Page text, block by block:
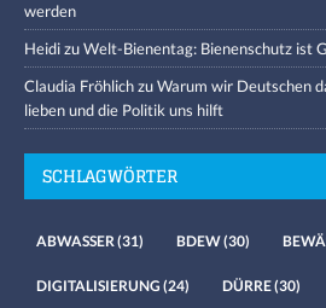
werden
HeidizuWelt-Bienentag: Bienenschutz ist
Claudia FröhlichzuWarum wir Deutschen
lieben und die Politik uns hilft
SCHLAGWÖRTER
ABWASSER(31) BDEW(30)
DIGITALISIERUNG (24) DÜRRE(30)